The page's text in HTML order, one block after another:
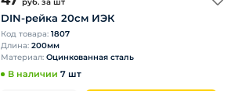
DIN-рейка 20cм ИЭК
Код товара: 1807
Длина: 200мм
Материал: Оцинкованная сталь
В наличии 7 шт